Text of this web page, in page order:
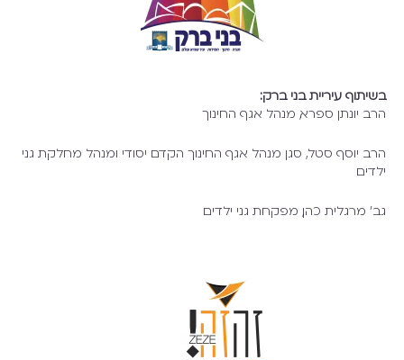
בשיתוף עיריית בני ברק:
הרב יונתן ספרא, מנהל אגף החינוך
הרב יוסף סטל, סגן מנהל אגף החינוך הקדם יסודי ומנהל מחלקת גני
ילדים
גב' מרגלית כהן, מפקחת גני ילדים